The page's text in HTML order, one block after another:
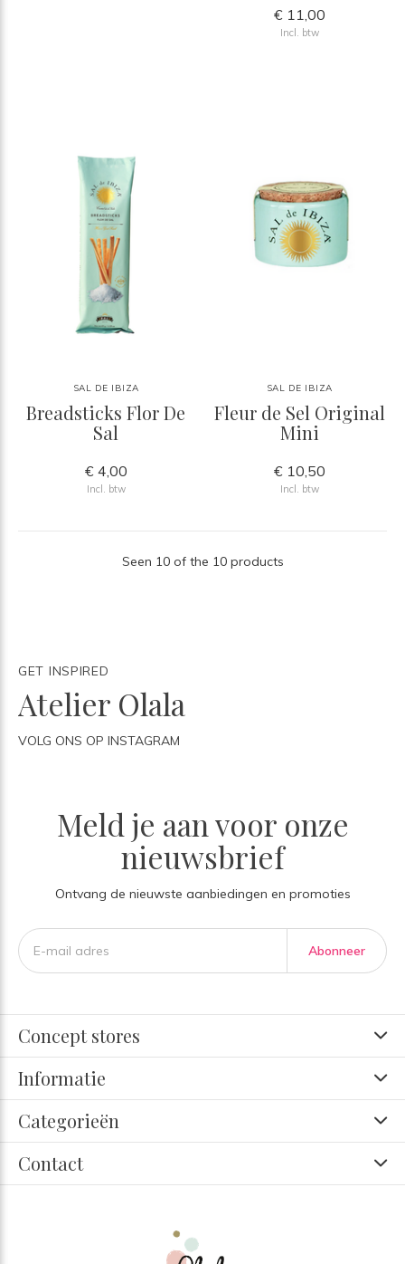
€ 11,00
Incl. btw
SAL DE IBIZA
Breadsticks Flor De
Sal
€ 4,00
Incl. btw
SAL DE IBIZA
Fleur de Sel Original
Mini
€ 10,50
Incl. btw
Seen 10 of the 10 products
GET INSPIRED
Atelier Olala
VOLG ONS OP INSTAGRAM
Meld je aan voor onze
nieuwsbrief
Ontvang de nieuwste aanbiedingen en promoties
Abonneer
Concept stores
Informatie
Categorieën
Contact